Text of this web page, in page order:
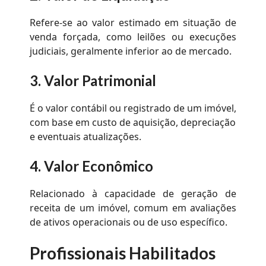
Refere-se ao valor estimado em situação de
venda forçada, como leilões ou execuções
judiciais, geralmente inferior ao de mercado.
3. Valor Patrimonial
É o valor contábil ou registrado de um imóvel,
com base em custo de aquisição, depreciação
e eventuais atualizações.
4. Valor Econômico
Relacionado à capacidade de geração de
receita de um imóvel, comum em avaliações
de ativos operacionais ou de uso específico.
Profissionais Habilitados